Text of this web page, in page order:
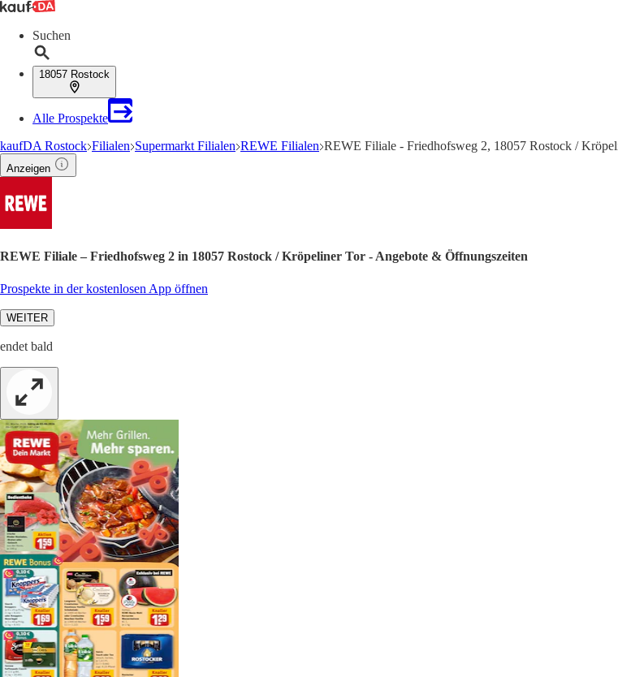
Suchen
18057 Rostock
Alle Prospekte
kaufDA Rostock Filialen Supermarkt Filialen REWE Filialen REWE Filiale - Friedhofsweg 2, 18057 Rostock /
Anzeigen
REWE Filiale – Friedhofsweg 2 in 18057 Rostock / Kröpeliner Tor - Angebote & Öffnungszeiten
Prospekte in der kostenlosen App öffnen
WEITER
endet bald